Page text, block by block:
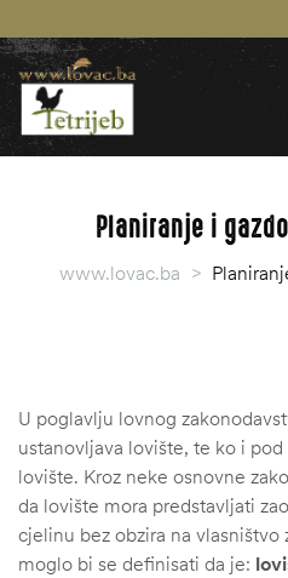
Planiranje i
www.lovac.ba >
U poglavlju lovnog
ustanovljava lovište, te ko i
lovište. Kroz neke osnovne
da lovište mora predstavljati
cjelinu bez obzira na vlasništvo
moglo bi se definisati da je: